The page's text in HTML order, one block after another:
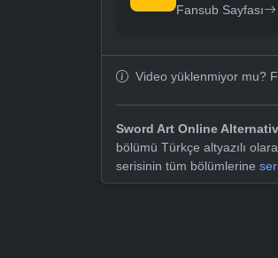
Fansub Sayfası
Video yüklenmiyor mu?
Sword Art Online
bölümü Türkçe altyazılı
serisinin tüm bölümlerine